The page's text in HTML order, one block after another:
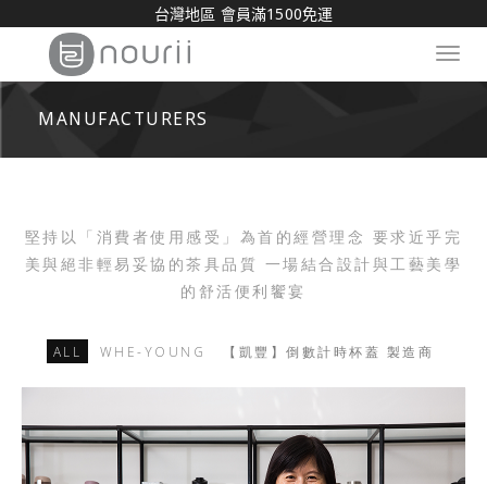
台灣地區 會員滿1500免運
MANUFACTURERS
堅持以「消費者使用感受」為首的經營理念 要求近乎完
美與絕非輕易妥協的茶具品質 一場結合設計與工藝美學
的舒活便利饗宴
ALL WHE-YOUNG 【凱豐】倒數計時杯蓋 製造商